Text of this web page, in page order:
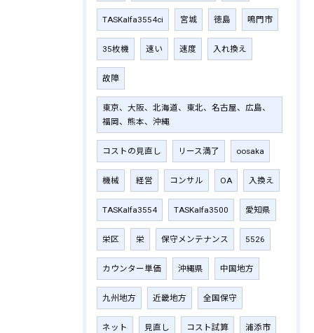
TASKalfa3554ci 宮城 徳島 鳴門市
35枚機 速い 速度 入れ換え
故障
東京、大阪、北海道、東北、名古屋、広島、
福岡、熊本、沖縄
コストの見直し リース満了 oosaka
機械 経営 コンサル OA 入換え
TASKalfa3554 TASKalfa3500 愛知県
栄区 栄 保守メンテナンス 5526
カウンター単価 沖縄県 中国地方
九州地方 近畿地方 全国保守
ネット 見直し コスト試算 浦添市